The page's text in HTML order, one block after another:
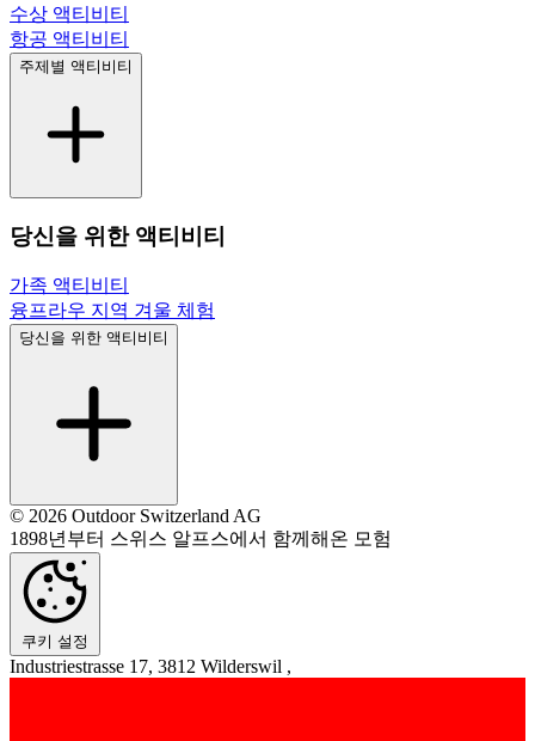
수상 액티비티
항공 액티비티
주제별 액티비티
당신을 위한 액티비티
가족 액티비티
융프라우 지역 겨울 체험
당신을 위한 액티비티
© 2026 Outdoor Switzerland AG
1898년부터 스위스 알프스에서 함께해온 모험
쿠키 설정
Industriestrasse 17, 3812 Wilderswil ,